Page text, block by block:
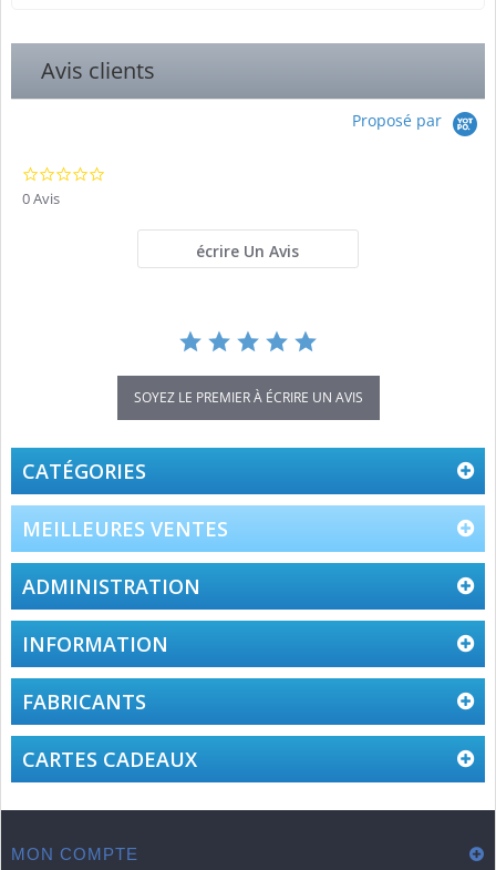
Avis clients
Proposé par
0 Avis
écrire Un Avis
SOYEZ LE PREMIER À ÉCRIRE UN AVIS
CATÉGORIES
MEILLEURES VENTES
ADMINISTRATION
INFORMATION
FABRICANTS
CARTES CADEAUX
MON COMPTE